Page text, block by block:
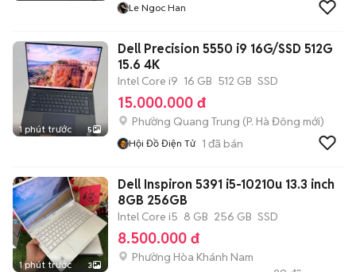
Le Ngoc Han
1 phút trước 5
Dell Precision 5550 i9 16G/SSD 512G
15.6 4K
Intel Core i9 16 GB 512 GB SSD
15.000.000 đ
Phường Quang Trung (P. Hà Đông mới)
Hội Đồ Điện Tử 1 đã bán
1 phút trước 3
Dell Inspiron 5391 i5-10210u 13.3 inch
8GB 256GB
Intel Core i5 8 GB 256 GB SSD
8.500.000 đ
Phường Hòa Khánh Nam